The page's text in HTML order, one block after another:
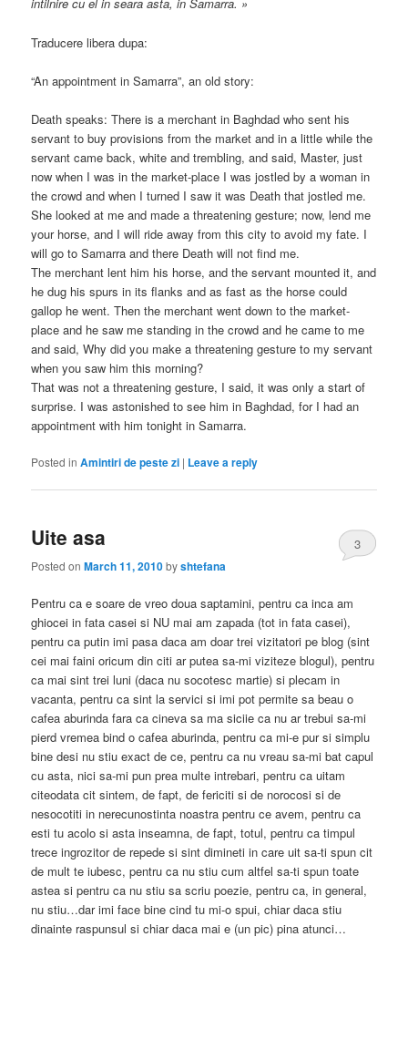
intilnire cu el in seara asta, in Samarra. »
Traducere libera dupa:
“An appointment in Samarra”, an old story:
Death speaks: There is a merchant in Baghdad who sent his
servant to buy provisions from the market and in a little while the
servant came back, white and trembling, and said, Master, just
now when I was in the market-place I was jostled by a woman in
the crowd and when I turned I saw it was Death that jostled me.
She looked at me and made a threatening gesture; now, lend me
your horse, and I will ride away from this city to avoid my fate. I
will go to Samarra and there Death will not find me.
The merchant lent him his horse, and the servant mounted it, and
he dug his spurs in its flanks and as fast as the horse could
gallop he went. Then the merchant went down to the market-
place and he saw me standing in the crowd and he came to me
and said, Why did you make a threatening gesture to my servant
when you saw him this morning?
That was not a threatening gesture, I said, it was only a start of
surprise. I was astonished to see him in Baghdad, for I had an
appointment with him tonight in Samarra.
Posted in Amintiri de peste zi | Leave a reply
Uite asa
Posted onMarch 11, 2010byshtefana
3
Pentru ca e soare de vreo doua saptamini, pentru ca inca am
ghiocei in fata casei si NU mai am zapada (tot in fata casei),
pentru ca putin imi pasa daca am doar trei vizitatori pe blog (sint
cei mai faini oricum din citi ar putea sa-mi viziteze blogul), pentru
ca mai sint trei luni (daca nu socotesc martie) si plecam in
vacanta, pentru ca sint la servici si imi pot permite sa beau o
cafea aburinda fara ca cineva sa ma siciie ca nu ar trebui sa-mi
pierd vremea bind o cafea aburinda, pentru ca mi-e pur si simplu
bine desi nu stiu exact de ce, pentru ca nu vreau sa-mi bat capul
cu asta, nici sa-mi pun prea multe intrebari, pentru ca uitam
citeodata cit sintem, de fapt, de fericiti si de norocosi si de
nesocotiti in nerecunostinta noastra pentru ce avem, pentru ca
esti tu acolo si asta inseamna, de fapt, totul, pentru ca timpul
trece ingrozitor de repede si sint dimineti in care uit sa-ti spun cit
de mult te iubesc, pentru ca nu stiu cum altfel sa-ti spun toate
astea si pentru ca nu stiu sa scriu poezie, pentru ca, in general,
nu stiu…dar imi face bine cind tu mi-o spui, chiar daca stiu
dinainte raspunsul si chiar daca mai e (un pic) pina atunci…